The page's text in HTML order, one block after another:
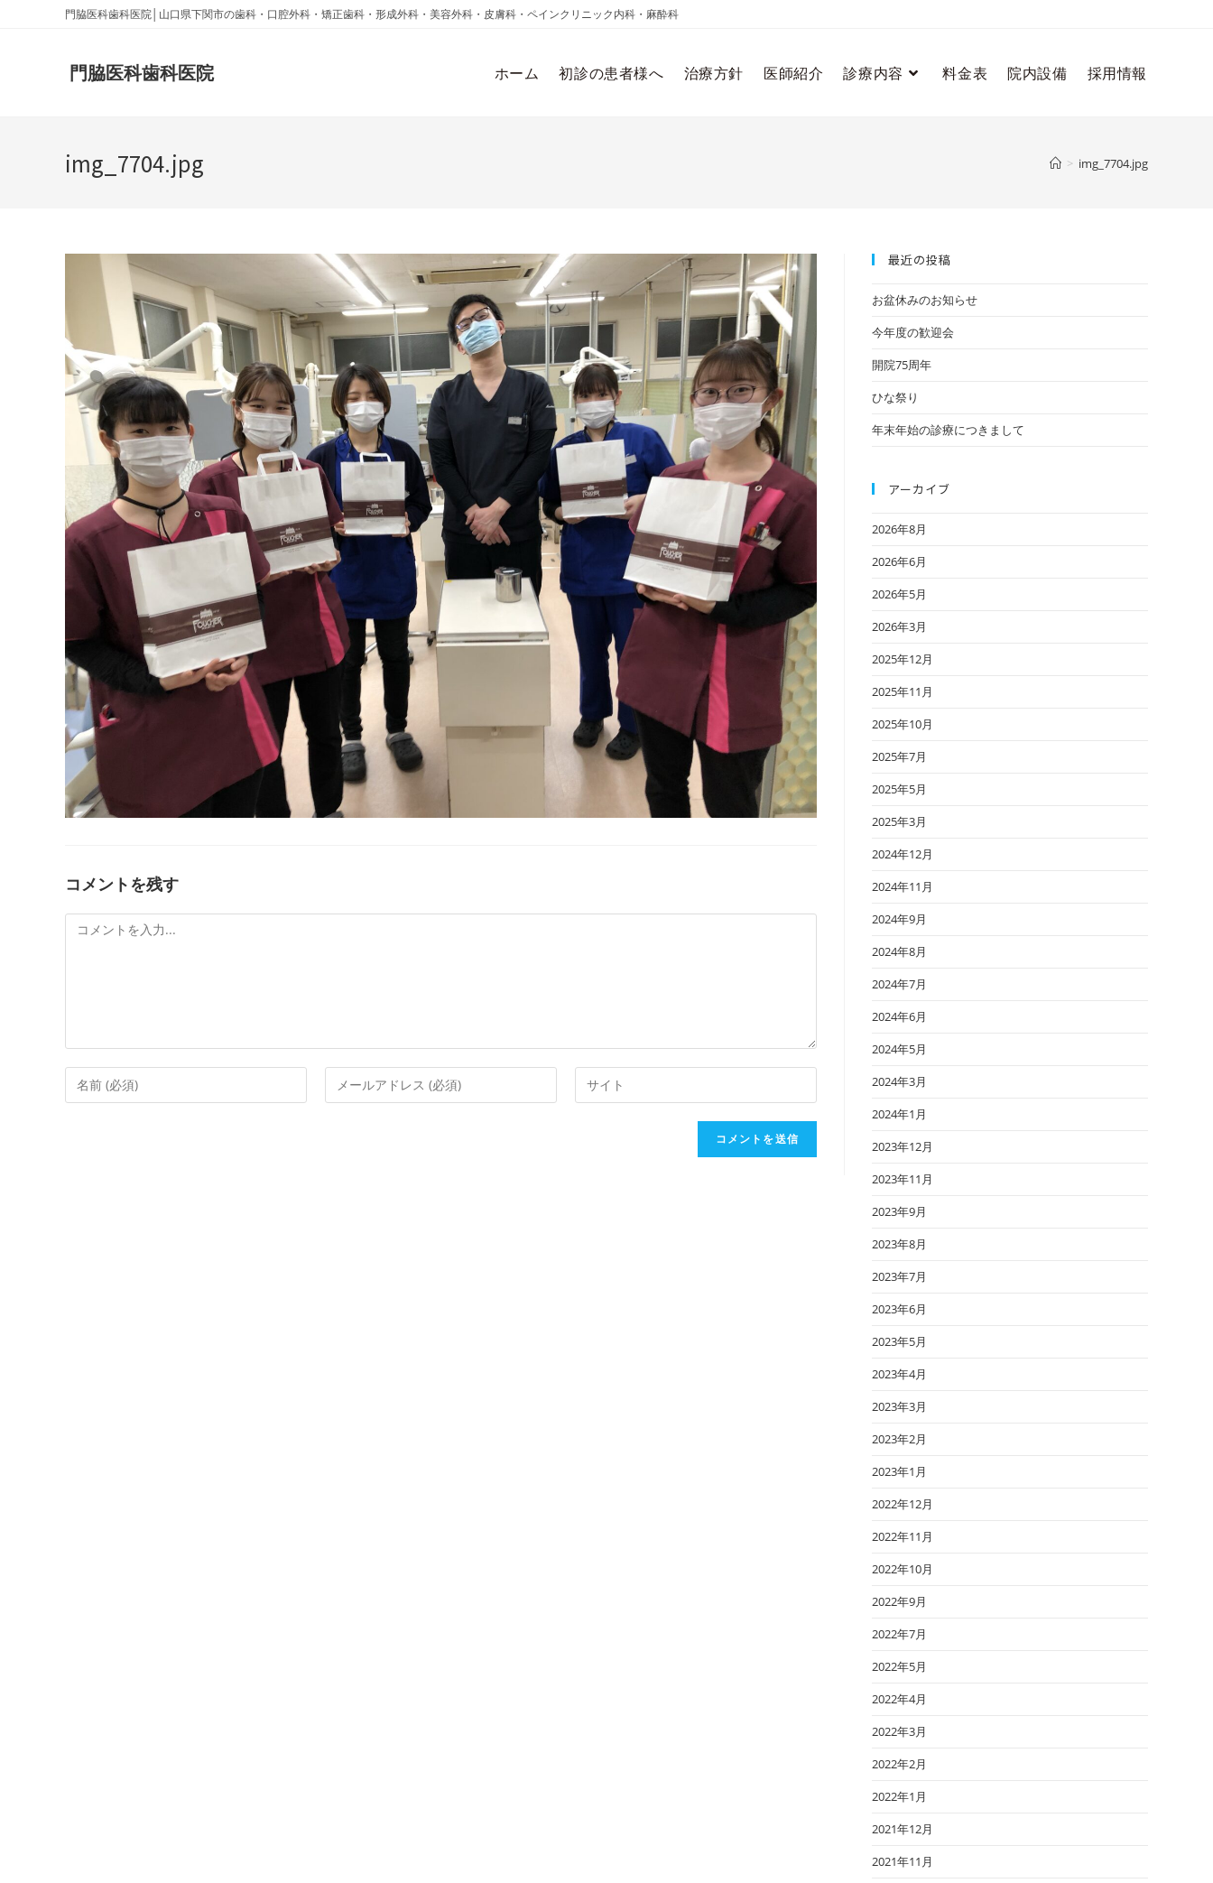
門脇医科歯科医院│山口県下関市の歯科・口腔外科・矯正歯科・形成外科・美容外科・皮膚科・ペインクリニック内科・麻酔科
門脇医科歯科医院 ホーム 初診の患者様へ 治療方針 医師紹介 診療内容 料金表 院内設備 採用情報
img_7704.jpg > img_7704.jpg
コメントを残す
最近の投稿
お盆休みのお知らせ
今年度の歓迎会
開院75周年
ひな祭り
年末年始の診療につきまして
アーカイブ
2026年8月
2026年6月
2026年5月
2026年3月
2025年12月
2025年11月
2025年10月
2025年7月
2025年5月
2025年3月
2024年12月
2024年11月
2024年9月
2024年8月
2024年7月
2024年6月
2024年5月
2024年3月
2024年1月
2023年12月
2023年11月
2023年9月
2023年8月
2023年7月
2023年6月
2023年5月
2023年4月
2023年3月
2023年2月
2023年1月
2022年12月
2022年11月
2022年10月
2022年9月
2022年7月
2022年5月
2022年4月
2022年3月
2022年2月
2022年1月
2021年12月
2021年11月